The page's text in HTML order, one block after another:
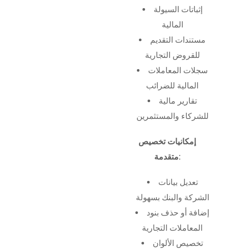
إثباتات السيولة
المالية
مستندات التقديم
للقروض التجارية
سجلات المعاملات
المالية للضرائب
تقارير مالية
للشركاء والمستثمرين
إمكانيات تخصيص
متقدمة:
تعديل بيانات
الشركة والبنك بسهولة
إضافة أو حذف بنود
المعاملات التجارية
تخصيص الألوان